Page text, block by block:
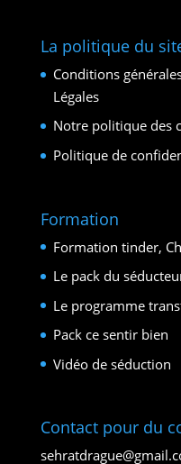
La politique du
Conditions
Légales
Notre politique des
Politique de
Formation
Formation tinder,
Le pack du
Le programme
Pack ce sentir bien
Vidéo de séduction
Contact pour du